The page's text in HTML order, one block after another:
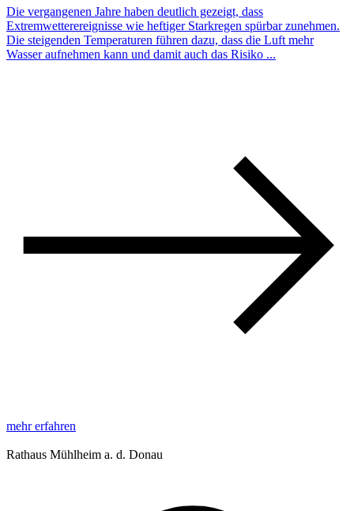
Die vergangenen Jahre haben deutlich gezeigt, dass
Extremwetterereignisse wie heftiger Starkregen spürbar zunehmen.
Die steigenden Temperaturen führen dazu, dass die Luft mehr
Wasser aufnehmen kann und damit auch das Risiko ...
mehr erfahren
Rathaus Mühlheim a. d. Donau